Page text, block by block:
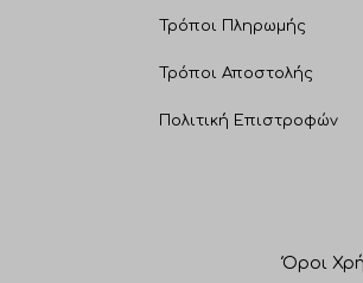
Τρόποι Πληρωμής
Τρόποι Αποστολής
Πολιτική Επιστροφών
Όροι